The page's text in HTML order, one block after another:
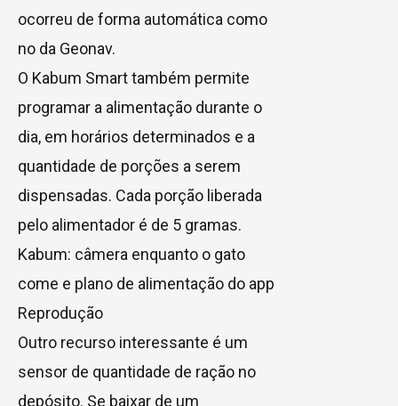
ocorreu de forma automática como
no da Geonav.
O Kabum Smart também permite
programar a alimentação durante o
dia, em horários determinados e a
quantidade de porções a serem
dispensadas. Cada porção liberada
pelo alimentador é de 5 gramas.
Kabum: câmera enquanto o gato
come e plano de alimentação do app
Reprodução
Outro recurso interessante é um
sensor de quantidade de ração no
depósito. Se baixar de um